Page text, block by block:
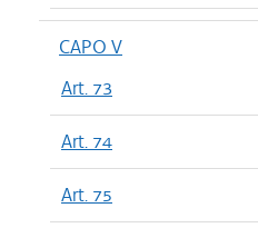
CAPO V
Art. 73
Art. 74
Art. 75